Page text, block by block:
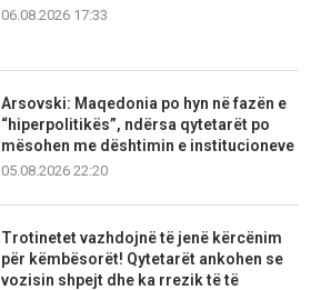
06.08.2026 17:33
Arsovski: Maqedonia po hyn në fazën e
“hiperpolitikës”, ndërsa qytetarët po
mësohen me dështimin e institucioneve
05.08.2026 22:20
Trotinetet vazhdojnë të jenë kërcënim
për këmbësorët! Qytetarët ankohen se
vozisin shpejt dhe ka rrezik të të